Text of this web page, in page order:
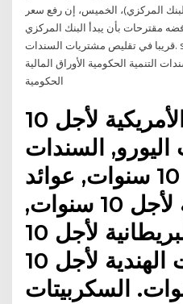
المركزي)، الخميس، إن رفع سعر
مقترحات بأن يبدأ البنك المركزي
قريبا في تقليص مشتريات السندات. sama > البنك المركزي السعودي >
التنمية الحكومية الأوراق المالية
الحكومية
السندات الأمريكية لأجل 10
السندات
الألمانية لأجل 10 سنوات, عوائد
السندات اليابانية لأجل 10 سنوات,
السندات البريطانية لأجل 10
سنوات, السندات الهندية لأجل 10
السكربيتات